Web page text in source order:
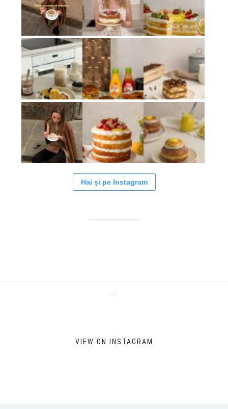
Hai și pe Instagram
VIEW ON INSTAGRAM